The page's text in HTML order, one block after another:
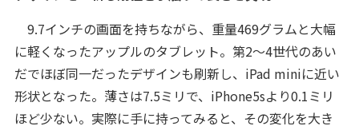
9.7インチの画面を持ちながら、重量469グラムと大幅
に軽くなったアップルのタブレット。第2～4世代のあい
だでほぼ同一だったデザインも刷新し、iPad miniに近い
形状となった。薄さは7.5ミリで、iPhone5sより0.1ミリ
ほど少ない。実際に手に持ってみると、その変化を大き